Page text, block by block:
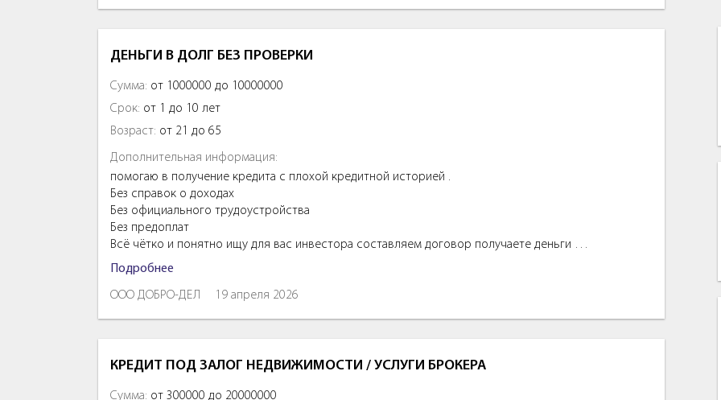
ДЕНЬГИ В ДОЛГ БЕЗ ПРОВЕРКИ
Сумма: от 1000000 до 10000000
Срок: от 1 до 10 лет
Возраст: от 21 до 65
Дополнительная информация:
помогаю в получение кредита с плохой кредитной историей .
Без справок о доходах
Без официального трудоустройства
Без предоплат
Всё чётко и понятно ищу для вас инвестора составляем договор получаете деньги …
Подробнее
ООО ДОБРО-ДЕЛ 19 апреля 2026
КРЕДИТ ПОД ЗАЛОГ НЕДВИЖИМОСТИ / УСЛУГИ БРОКЕРА
Сумма: от 300000 до 20000000